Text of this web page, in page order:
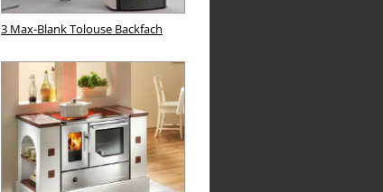
3 Max-Blank Tolouse Backfach